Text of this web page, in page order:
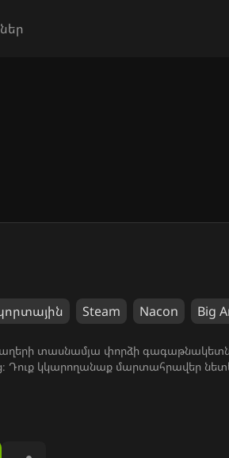
Steam Nacon Big
տասնամյա փորձի գագաթնակետն
Դուք կկարողանաք մարտահրավեր